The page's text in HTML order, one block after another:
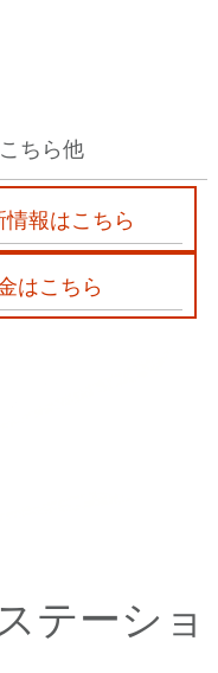
ちら他
報はこちら
はこちら
テーショ